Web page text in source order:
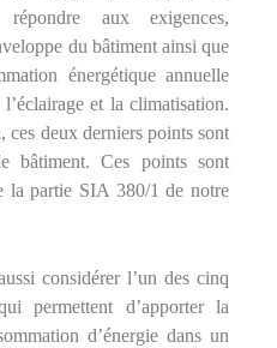
aux exigences,
du bâtiment ainsi que
énergétique annuelle
et la climatisation.
ces deux derniers points sont
bâtiment. Ces points sont
la partie SIA 380/1 de notre
considérer l’un des cinq
permettent d’apporter la
d’énergie dans un